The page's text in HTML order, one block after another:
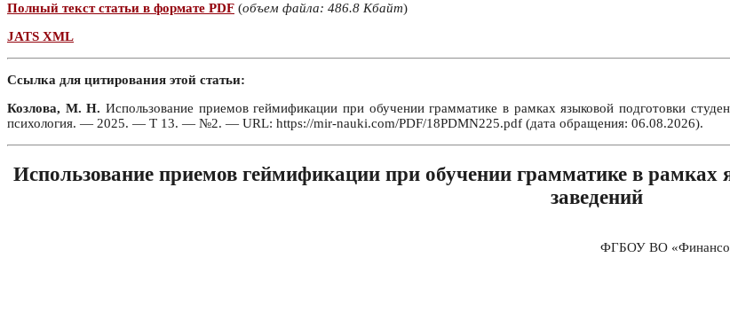
Полный текст статьи в формате PDF (объем файла: 486.8 Кбайт)
JATS XML
Ссылка для цитирования этой статьи:
Козлова, М. Н. Использование приемов геймификации при обучении грамматике в рамках языковой подготовки
психология. — 2025. — Т 13. — №2. — URL: https://mir-nauki.com/PDF/18PDMN225.pdf (дата обращения: 06.08.2026).
Использование приемов геймификации при обучении грамматике в рамках
заведений
ФГБОУ ВО